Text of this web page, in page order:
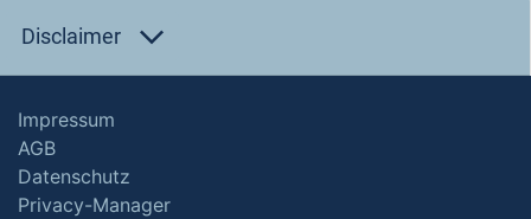
Disclaimer
Impressum
AGB
Datenschutz
Privacy-Manager